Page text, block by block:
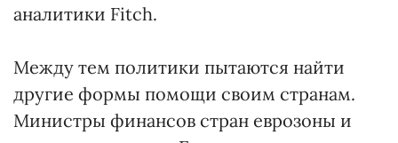
аналитики Fitch.
Между тем политики пытаются найти
другие формы помощи своим странам.
Министры финансов стран еврозоны и